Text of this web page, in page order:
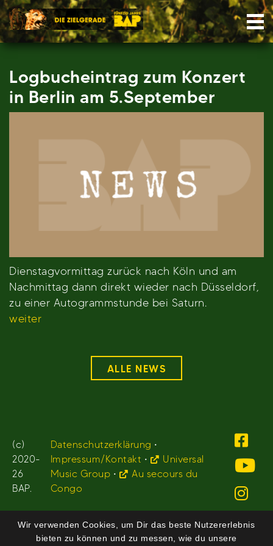
Skip
to
content
Logbucheintrag zum Konzert
in Berlin am 5.September
Dienstagvormittag zurück nach Köln und am
Nachmittag dann direkt wieder nach Düsseldorf,
zu einer Autogrammstunde bei Saturn.
weiter
ALLE NEWS
(c)
2020-
26
BAP.
Datenschutzerklärung •
Impressum/Kontakt •
Universal
Music Group •
Au secours du
Congo
Wir verwenden Cookies, um Dir das beste Nutzererlebnis
bieten zu können und zu messen, wie du unsere